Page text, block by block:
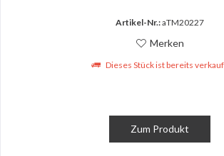
Artikel-Nr.:aTM20227
Merken
Dieses Stück ist bereits
Zum Produkt